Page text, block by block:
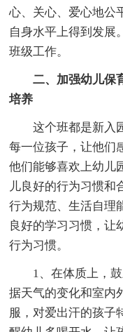
心、关心、爱心地公
自身水平上得到发展
班级工作。
二、加强幼儿保育
培养
这个班都是新入园
每一位孩子，让他们
他们能够喜欢上幼儿
儿良好的行为习惯和
行为规范、生活自理
良好的学习习惯，让
行为习惯。
1、在体质上，鼓
据天气的变化和室内
服，对爱出汗的孩子